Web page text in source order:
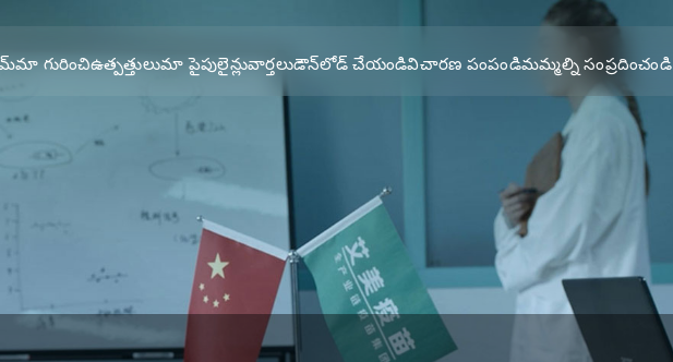
మా గురించిఉత్పత్తులుమా పైపులైన్లువార్తలుడౌన్‌లోడ్ చేయండివిచారణ పంపండిమమ్మల్ని సంప్రదించండి